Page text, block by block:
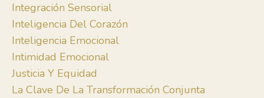
Integración Sensorial
Inteligencia Del Corazón
Inteligencia Emocional
Intimidad Emocional
Justicia Y Equidad
La Clave De La Transformación Conjunta